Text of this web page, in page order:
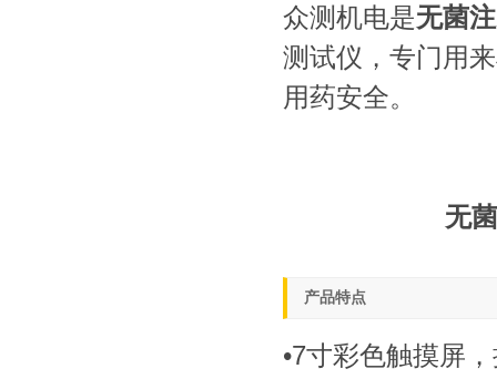
众测机电是无菌
测试仪，专门用
用药安全。
无
产品特点
•7寸彩色触摸屏